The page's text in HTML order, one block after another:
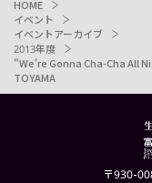
HOME
イベント
イベントアーカイブ
2013年度
"We're Gonna Cha-Cha All
TOYAMA
〒930-